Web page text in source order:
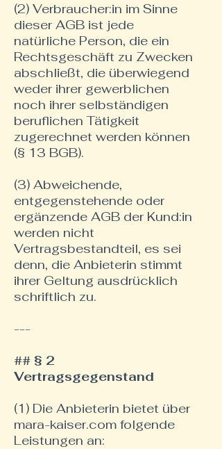
(2) Verbraucher:in im Sinne
dieser AGB ist jede
natürliche Person, die ein
Rechtsgeschäft zu Zwecken
abschließt, die überwiegend
weder ihrer gewerblichen
noch ihrer selbständigen
beruflichen Tätigkeit
zugerechnet werden können
(§ 13 BGB).
(3) Abweichende,
entgegenstehende oder
ergänzende AGB der Kund:in
werden nicht
Vertragsbestandteil, es sei
denn, die Anbieterin stimmt
ihrer Geltung ausdrücklich
schriftlich zu.
---
## § 2
Vertragsgegenstand
(1) Die Anbieterin bietet über
mara-kaiser.com folgende
Leistungen an: